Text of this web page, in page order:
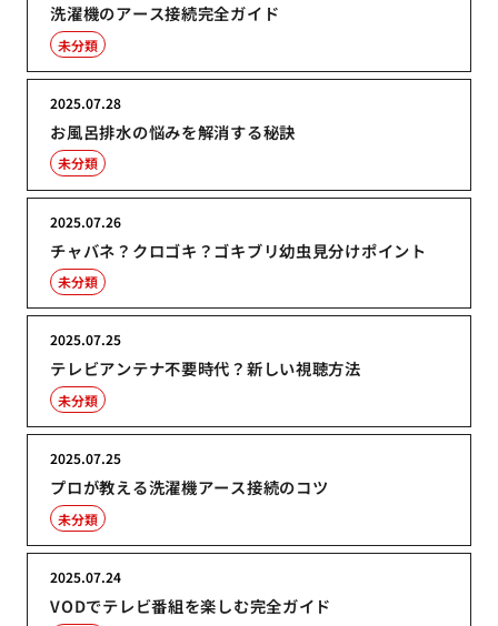
洗濯機のアース接続完全ガイド
未分類
お風呂排水の悩みを解消する秘訣
2025.07.28
未分類
チャバネ？クロゴキ？ゴキブリ幼虫見分けポイント
2025.07.26
未分類
テレビアンテナ不要時代？新しい視聴方法
2025.07.25
未分類
プロが教える洗濯機アース接続のコツ
2025.07.25
未分類
VODでテレビ番組を楽しむ完全ガイド
2025.07.24